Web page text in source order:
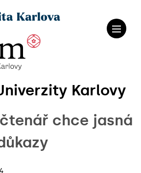
Karlovy
chce jasná